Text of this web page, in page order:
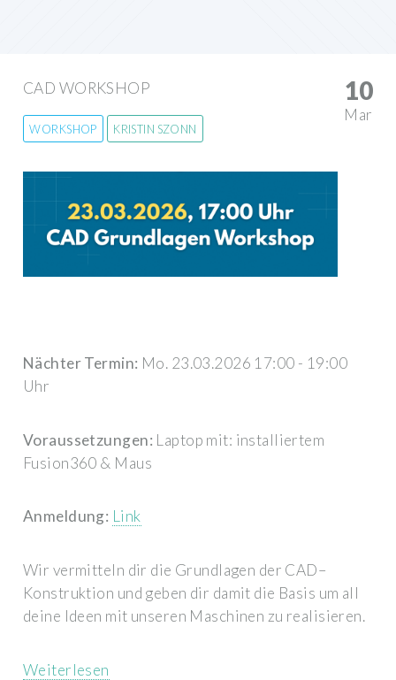
10
Mar
CAD WORKSHOP
WORKSHOP KRISTIN SZONN
Nächter Termin: Mo. 23.03.2026 17:00 - 19:00
Uhr
Voraussetzungen: Laptop mit: installiertem
Fusion360 & Maus
Anmeldung: Link
Wir vermitteln dir die Grundlagen der CAD–
Konstruktion und geben dir damit die Basis um all
deine Ideen mit unseren Maschinen zu realisieren.
Weiterlesen